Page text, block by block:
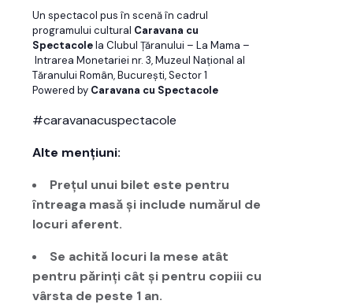
Un spectacol pus în scenă în cadrul
programului cultural Caravana cu
Spectacolela Clubul Țăranului – La Mama –
Intrarea Monetariei nr. 3, Muzeul Național al
Tăranului Român, București, Sector 1
Powered by Caravana cu Spectacole
#caravanacuspectacole
Alte mențiuni:
Prețul unui bilet este pentru
întreaga masă și include numărul de
locuri aferent.
Se achită locuri la mese atât
pentru părinți cât și pentru copiii cu
vârsta de peste 1 an.